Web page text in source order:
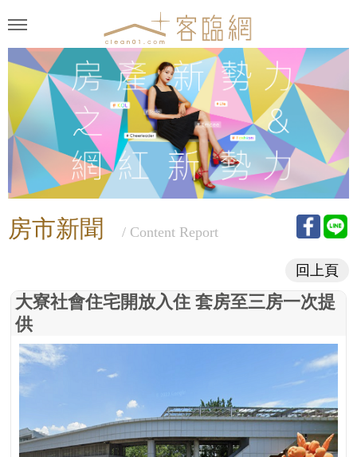
房市新聞 / Content Report
回上頁
大寮社會住宅開放入住 套房至三房一次提
供